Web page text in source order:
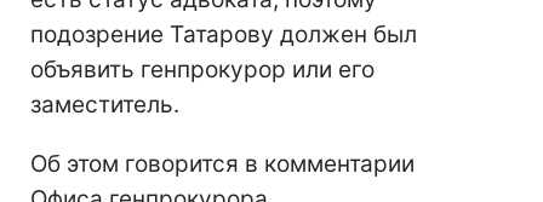
подозрение Татарову должен был
объявить генпрокурор или его
заместитель.
Об этом говорится в комментарии